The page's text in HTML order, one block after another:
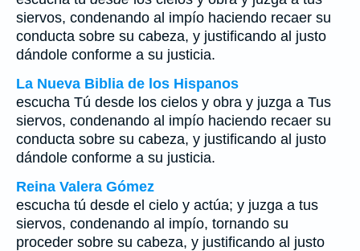
siervos, condenando al impío haciendo recaer su
conducta sobre su cabeza, y justificando al justo
dándole conforme a su justicia.
La Nueva Biblia de los Hispanos
escucha Tú desde los cielos y obra y juzga a Tus
siervos, condenando al impío haciendo recaer su
conducta sobre su cabeza, y justificando al justo
dándole conforme a su justicia.
Reina Valera Gómez
escucha tú desde el cielo y actúa; y juzga a tus
siervos, condenando al impío, tornando su
proceder sobre su cabeza, y justificando al justo